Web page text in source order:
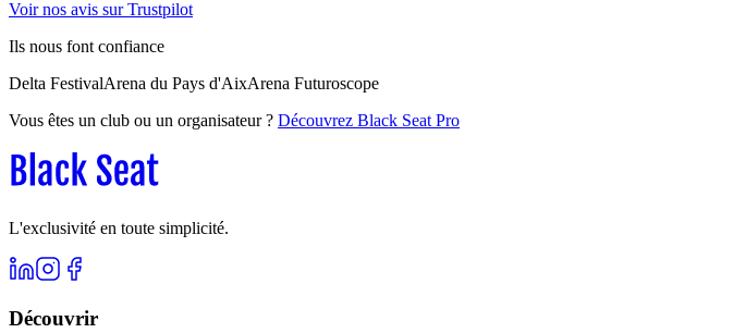
Voir nos avis sur Trustpilot
Ils nous font confiance
Delta FestivalArena du Pays d'AixArena Futuroscope
Vous êtes un club ou un organisateur ? Découvrez Black Seat Pro
L'exclusivité en toute simplicité.
Découvrir